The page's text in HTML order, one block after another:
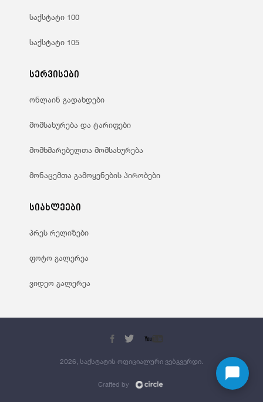
საქსტატი 100
საქსტატი 105
სერვისები
ონლაინ გადახდები
მომსახურება და ტარიფები
მომხმარებელთა მომსახურება
მონაცემთა გამოყენების პირობები
სიახლეები
პრეს რელიზები
ფოტო გალერეა
ვიდეო გალერეა
2026, საქსტატის ოფიციალური ვებგვერდი.
Crafted by